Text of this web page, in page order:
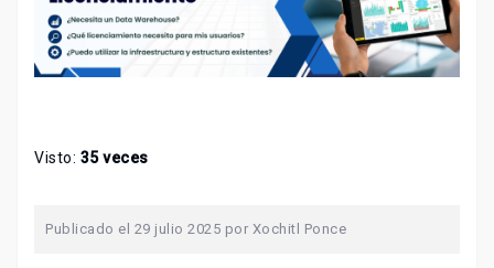
Visto: 35 veces
Publicado el 29 julio 2025 por Xochitl Ponce